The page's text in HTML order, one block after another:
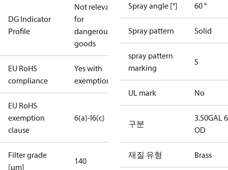
DG Indicator
Profile
Not relevant
for
dangerous
goods
EU RoHS
compliance
Yes with
exemptions
EU RoHS
exemption
clause
6(a)-I6(c)
Filter grade
[µm]
140
Spray angle [°] 60 °
Spray pattern Solid
spray pattern
marking
S
UL mark No
구분
3.50GAL
OD
재질 유형 Brass